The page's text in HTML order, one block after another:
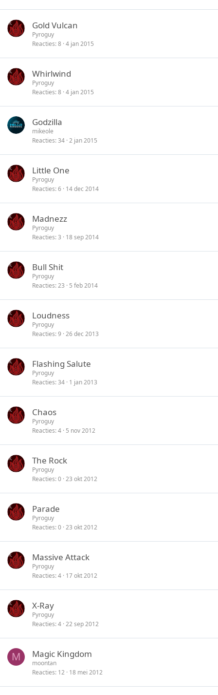
Gold Vulcan
Pyroguy
Reacties 8 4 jan 2015
Whirlwind
Pyroguy
Reacties 8 4 jan 2015
Godzilla
mikeole
Reacties 34 2 jan 2015
Little One
Pyroguy
Reacties 6 14 dec 2014
Madnezz
Pyroguy
Reacties 3 18 sep 2014
Bull Shit
Pyroguy
Reacties 23 5 feb 2014
Loudness
Pyroguy
Reacties 9 26 dec 2013
Flashing Salute
Pyroguy
Reacties 34 1 jan 2013
Chaos
Pyroguy
Reacties 4 5 nov 2012
The Rock
Pyroguy
Reacties 0 23 okt 2012
Parade
Pyroguy
Reacties 0 23 okt 2012
Massive Attack
Pyroguy
Reacties 4 17 okt 2012
X-Ray
Pyroguy
Reacties 4 22 sep 2012
M Magic Kingdom
moontan
Reacties 12 18 mei 2012